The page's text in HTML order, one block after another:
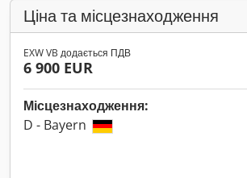
Ціна та місцезнаходження
EXW VB додається ПДВ
6 900 EUR
Місцезнаходження:
D - Bayern